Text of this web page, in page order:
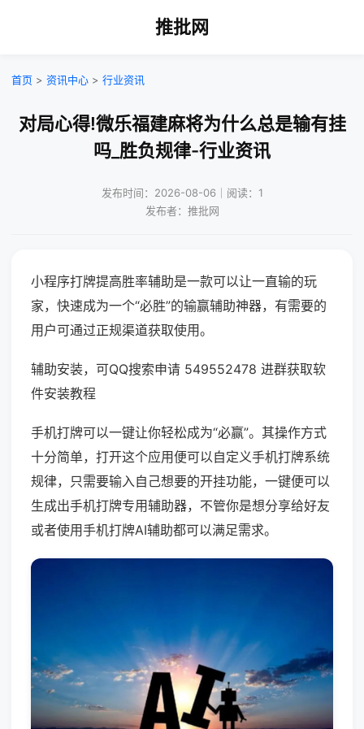
推批网
首页 > 资讯中心 > 行业资讯
对局心得!微乐福建麻将为什么总是输有挂
吗_胜负规律-行业资讯
发布时间：2026-08-06｜阅读：1
发布者：推批网
小程序打牌提高胜率辅助是一款可以让一直输的玩
家，快速成为一个“必胜”的输赢辅助神器，有需要的
用户可通过正规渠道获取使用。
辅助安装，可QQ搜索申请 549552478 进群获取软
件安装教程
手机打牌可以一键让你轻松成为“必赢”。其操作方式
十分简单，打开这个应用便可以自定义手机打牌系统
规律，只需要输入自己想要的开挂功能，一键便可以
生成出手机打牌专用辅助器，不管你是想分享给好友
或者使用手机打牌AI辅助都可以满足需求。